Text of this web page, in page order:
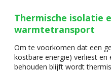
Thermische isolatie
warmtetransport
Om te voorkomen dat een
kostbare energie) verliest
behouden blijft wordt